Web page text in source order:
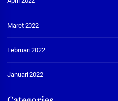
Maret 2022
Februari 2022
Januari 2022